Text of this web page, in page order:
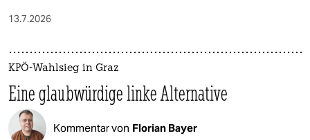
13.7.2026
KPÖ-Wahlsieg in Graz
Eine glaubwürdige linke Alternative
Kommentar von Florian Bayer